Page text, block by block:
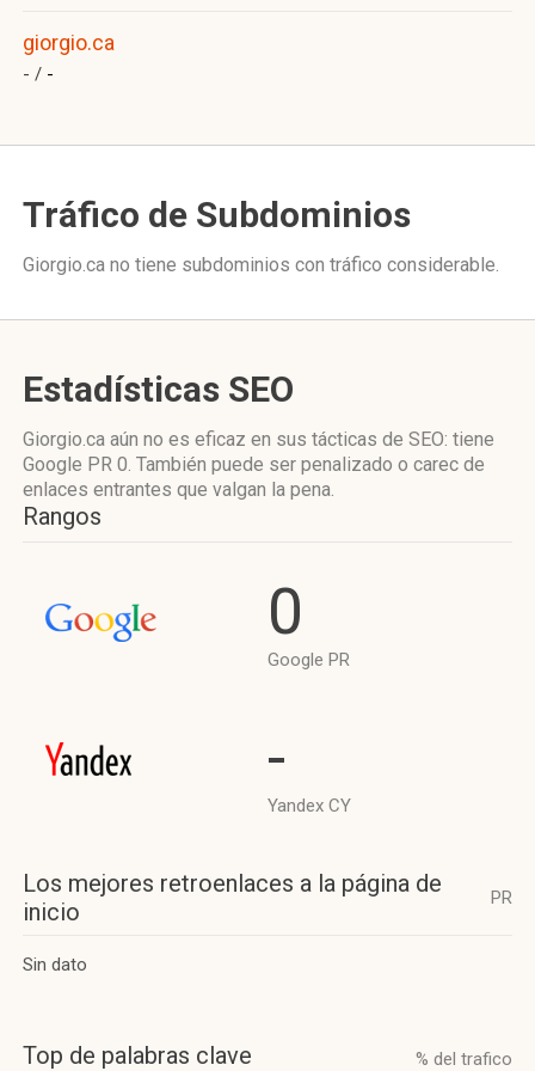
giorgio.ca
- / -
Tráfico de Subdominios
Giorgio.ca no tiene subdominios con tráfico considerable.
Estadísticas SEO
Giorgio.ca aún no es eficaz en sus tácticas de SEO: tiene
Google PR 0. También puede ser penalizado o carec de
enlaces entrantes que valgan la pena.
Rangos
0
Google PR
-
Yandex CY
Los mejores retroenlaces a la página de
inicio
PR
Sin dato
Top de palabras clave % del trafico